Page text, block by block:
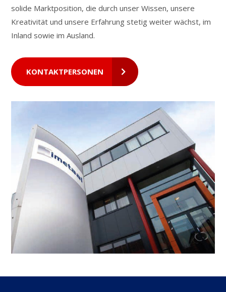
solide Marktposition, die durch unser Wissen, unsere
Kreativität und unsere Erfahrung stetig weiter wächst, im
Inland sowie im Ausland.
KONTAKTPERSONEN